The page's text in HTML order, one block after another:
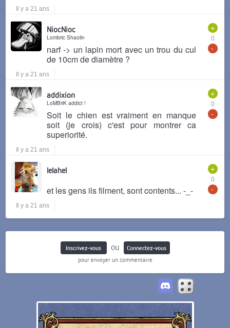
Il y a 21 ans
+
0
-
NiocNioc
Lombric Shaolin
narf -> un lapin mort avec un trou du cul
de 10cm de diamètre ?
Il y a 21 ans
+
0
-
addixion
LoMBriK addict !
Soit le chien est vraiment en manque
soit (je crois) c'est pour montrer ca
superiorité.
Il y a 21 ans
+
0
-
lelahel
et les gens ils filment, sont contents... -_-
Il y a 21 ans
Inscrivez-vous ou
Connectez-vous
pour envoyer un commentaire